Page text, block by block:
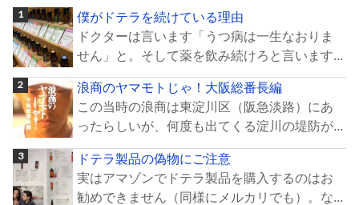
僕がドテラを続けている理由
ドクターは言います「うつ病は一生なおりま
せん」と。そして薬を飲み続けろと言います...
浪商のヤマモトじゃ！大阪総番長編
この当時の浪商は東淀川区（阪急淡路）にあ
ったらしいが、何度も出てくる淀川の堤防が...
ドテラ製品の偽物にご注意
実はアマゾンでドテラ製品を購入するのはお
勧めできません（同様にメルカリでも）。な...